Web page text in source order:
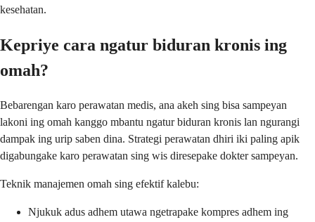
kesehatan.
Kepriye cara ngatur biduran kronis ing
omah?
Bebarengan karo perawatan medis, ana akeh sing bisa sampeyan
lakoni ing omah kanggo mbantu ngatur biduran kronis lan ngurangi
dampak ing urip saben dina. Strategi perawatan dhiri iki paling apik
digabungake karo perawatan sing wis diresepake dokter sampeyan.
Teknik manajemen omah sing efektif kalebu:
Njukuk adus adhem utawa ngetrapake kompres adhem ing